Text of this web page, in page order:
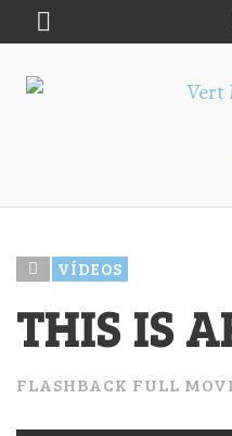
VÍDEOS
THIS IS
FLASHBACK FULL